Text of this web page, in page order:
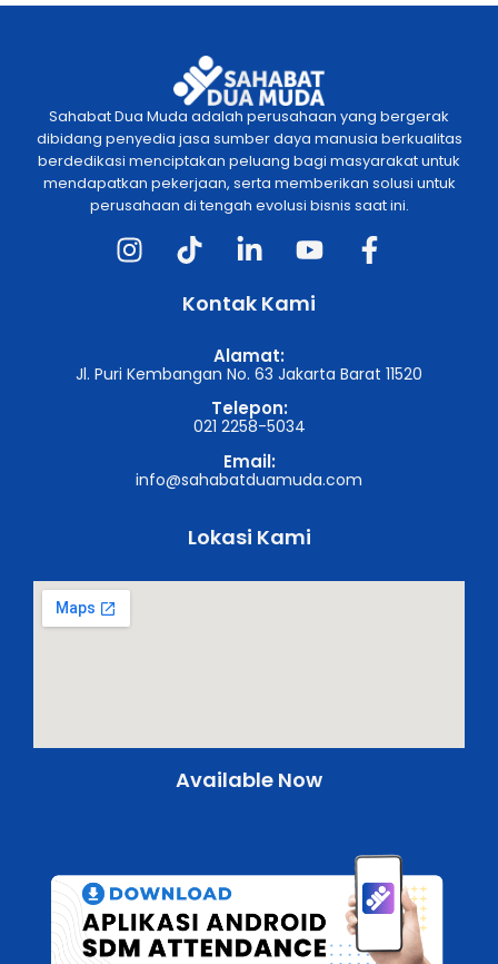
Sahabat Dua Muda adalah perusahaan yang bergerak
dibidang penyedia jasa sumber daya manusia berkualitas
berdedikasi menciptakan peluang bagi masyarakat untuk
mendapatkan pekerjaan, serta memberikan solusi untuk
perusahaan di tengah evolusi bisnis saat ini.
Kontak Kami
Alamat:
Jl. Puri Kembangan No. 63 Jakarta Barat 11520
Telepon:
021 2258-5034
Email:
info@sahabatduamuda.com
Lokasi Kami
Available Now